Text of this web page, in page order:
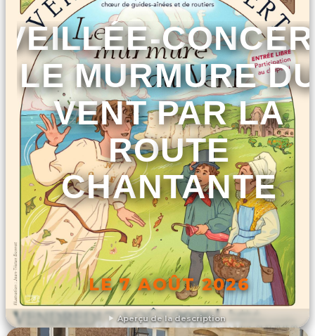
Aperçu de la description
VEILLÉE-
LE MURMURE
VENT PAR LA
ROUTE
CHANTANTE
LE 7 AOÛT 2026
DÉCOUVRIR L'ÉVÉNEMENT